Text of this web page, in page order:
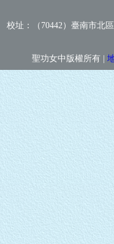
校址：（70442）臺南市北
聖功女中版權所有 |